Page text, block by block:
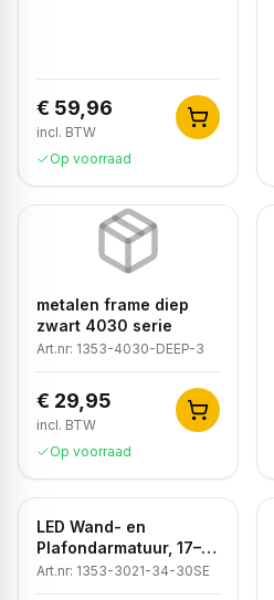
€ 59,96
incl. BTW
Op voorraad
metalen frame diep
zwart 4030 serie
Art.nr: 1353-4030-DEEP-3
€ 29,95
incl. BTW
Op voorraad
LED Wand- en
Plafondarmatuur, 17–
21W, Sensor, Noodunit,
3000K/4000K, IP44,
Art.nr: 1353-3021-34-30SE